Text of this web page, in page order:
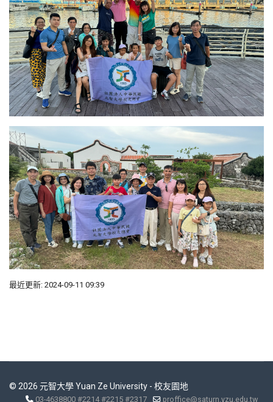
最近更新: 2024-09-11 09:39
© 2026 元智大學 Yuan Ze University - 校友園地
03-4638800 #2214 #2215 #2317 proffice@saturn.yzu.edu.tw